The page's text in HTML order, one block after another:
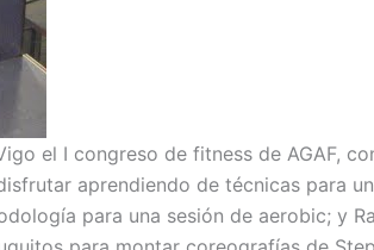
el I congreso de fitness de AGAF,
aprendiendo de técnicas para
para una sesión de aerobic; y